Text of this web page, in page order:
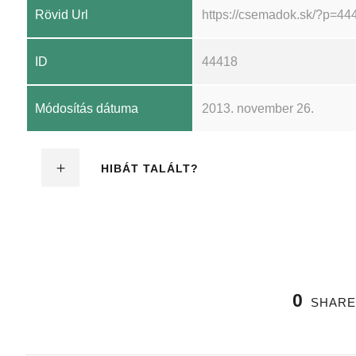
Rövid Url https://csemadok.sk/
ID 44418
Módosítás dátuma 2013. november 26.
HIBÁT TALÁLT?
0